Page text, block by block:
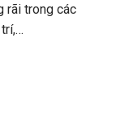
rãi trong các